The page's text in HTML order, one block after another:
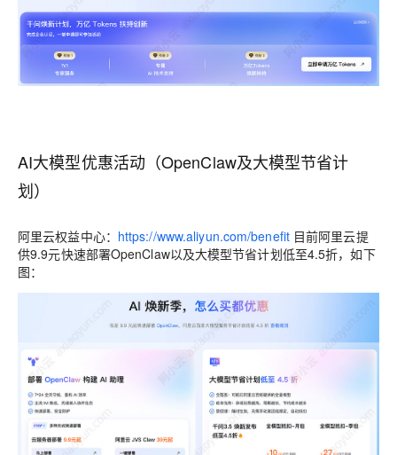
AI大模型优惠活动（OpenClaw及大模型节省计
划）
阿里云权益中心： https://www.aliyun.com/benefit目前阿里云提
供9.9元快速部署OpenClaw以及大模型节省计划低至4.5折，如下
图：